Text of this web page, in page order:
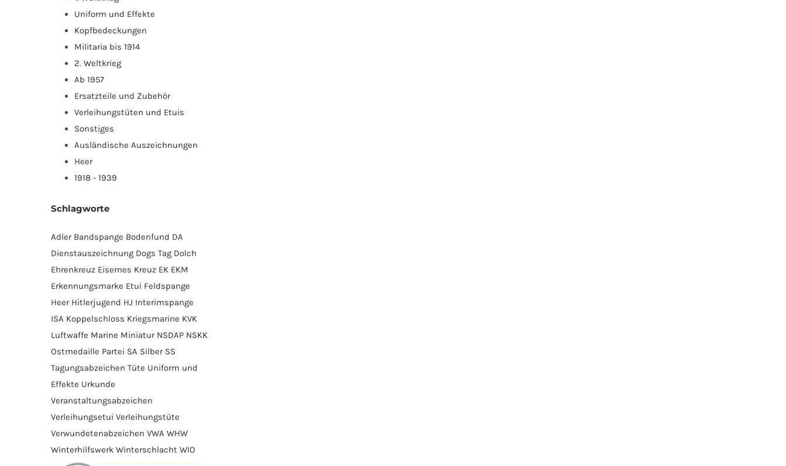
Uniform und Effekte
Kopfbedeckungen
Militaria bis 1914
2. Weltkrieg
Ab 1957
Ersatzteile und Zubehör
Verleihungstüten und Etuis
Sonstiges
Ausländische Auszeichnungen
Heer
1918 - 1939
Schlagworte
Adler Bandspange Bodenfund DA
Dienstauszeichnung Dogs Tag Dolch
Ehrenkreuz Eisernes Kreuz EK EKM
Erkennungsmarke Etui Feldspange
Heer Hitlerjugend HJ Interimspange
ISA Koppelschloss Kriegsmarine KVK
Luftwaffe Marine Miniatur NSDAP NSKK
Ostmedaille Partei SA Silber SS
Tagungsabzeichen Tüte Uniform und
Effekte Urkunde
Veranstaltungsabzeichen
Verleihungsetui Verleihungstüte
Verwundetenabzeichen VWA WHW
Winterhilfswerk Winterschlacht WIO